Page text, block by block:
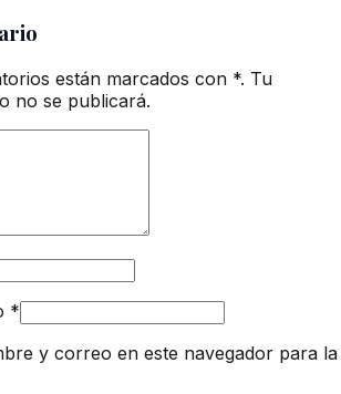
están marcados con *. Tu
no se publicará.
*
y correo en este navegador para la